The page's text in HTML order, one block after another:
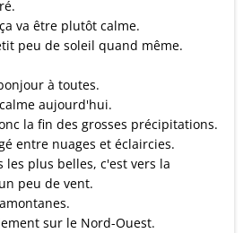
va être plutôt calme.
peu de soleil quand même.
à toutes.
aujourd'hui.
la fin des grosses précipitations.
entre nuages et éclaircies.
les plus belles, c'est vers la
peu de vent.
sur le Nord-Ouest.